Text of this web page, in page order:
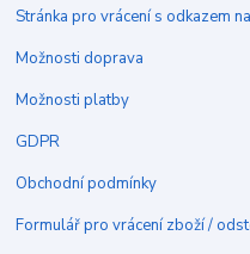
Stránka pro vrácení s odkazem
Možnosti doprava
Možnosti platby
GDPR
Obchodní podmínky
Formulář pro vrácení zboží /